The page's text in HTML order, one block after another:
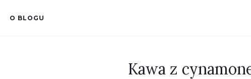
O BLOGU
Kawa z